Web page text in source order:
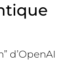
d’OpenAI